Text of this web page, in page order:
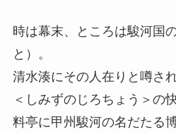
時は幕末、ところは駿河国
と）。
清水湊にその人在りと噂さ
＜しみずのじろちょう＞の
料亭に甲州駿河の名だたる